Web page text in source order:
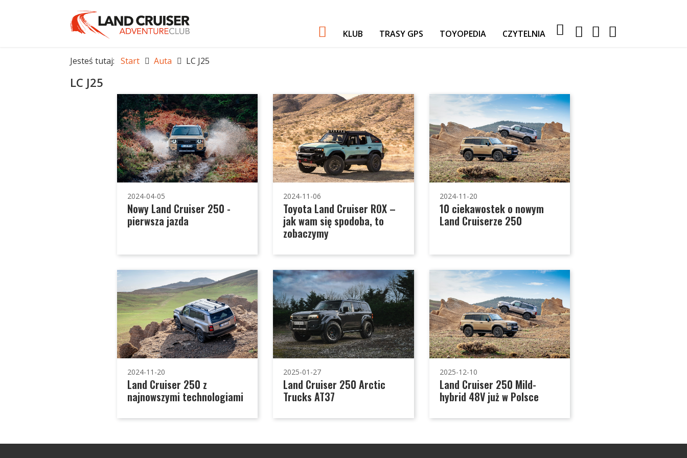
KLUB
GIEŁDA
FORUM TORF
TRASY GPS TOYOPEDIA CZYTELNIA
AUTA
SPORT
Jesteś tutaj: Start Auta LC J25
LC J25
2024-04-05
Nowy Land Cruiser 250 -
pierwsza jazda
2024-11-06
Toyota Land Cruiser ROX –
jak wam się spodoba, to
zobaczymy
2024-11-20
10 ciekawostek o nowym
Land Cruiserze 250
2024-11-20
Land Cruiser 250 z
najnowszymi technologiami
2025-01-27
Land Cruiser 250 Arctic
Trucks AT37
2025-12-10
Land Cruiser 250 Mild-
hybrid 48V już w Polsce